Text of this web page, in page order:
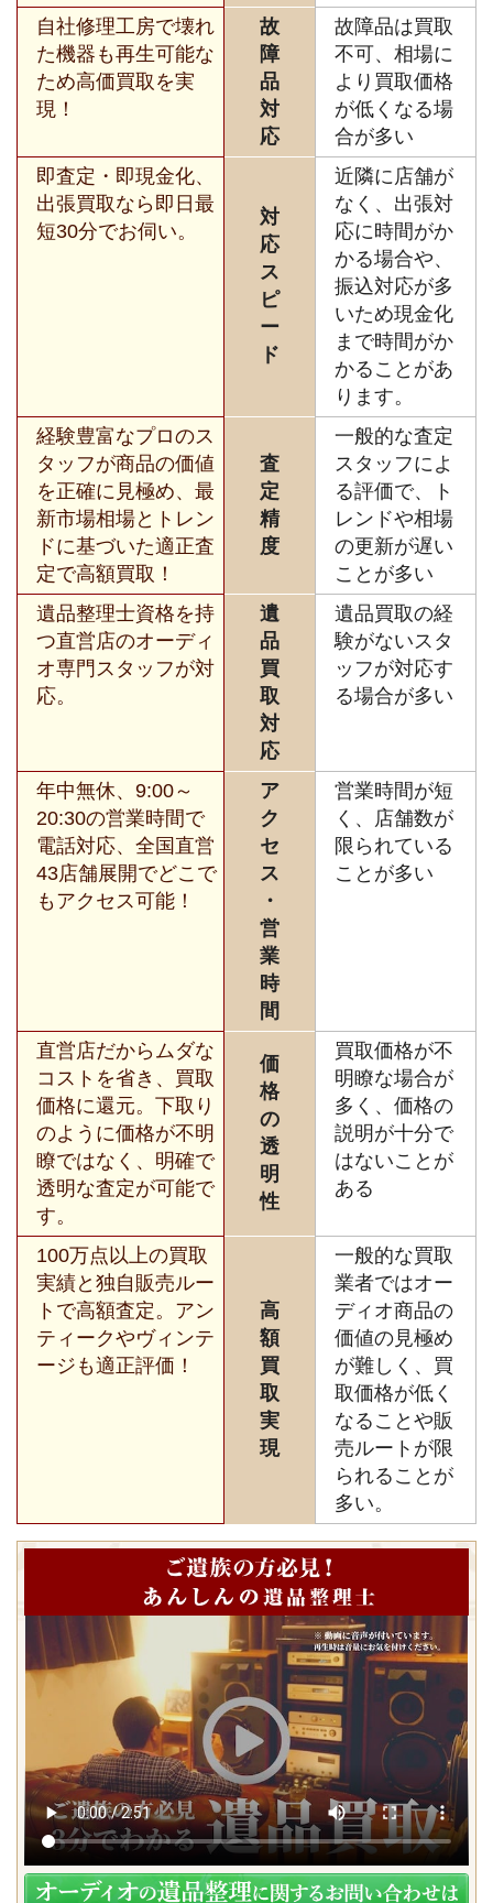
自社修理工房で壊れ
た機器も再生可能な
ため高価買取を実
現！
故
障
品
対
応
故障品は買取
不可、相場に
より買取価格
が低くなる場
合が多い
即査定・即現金化、
出張買取なら即日最
短30分でお伺い。
対
応
ス
ピ
ー
ド
近隣に店舗が
なく、出張対
応に時間がか
かる場合や、
振込対応が多
いため現金化
まで時間がか
かることがあ
ります。
経験豊富なプロのス
タッフが商品の価値
を正確に見極め、最
新市場相場とトレン
ドに基づいた適正査
定で高額買取！
査
定
精
度
一般的な査定
スタッフによ
る評価で、ト
レンドや相場
の更新が遅い
ことが多い
遺品整理士資格を持
つ直営店のオーディ
オ専門スタッフが対
応。
遺
品
買
取
対
応
遺品買取の経
験がないスタ
ッフが対応す
る場合が多い
年中無休、9:00～
20:30の営業時間で
電話対応、全国直営
43店舗展開でどこで
もアクセス可能！
ア
ク
セ
ス
・
営
業
時
間
営業時間が短
く、店舗数が
限られている
ことが多い
直営店だからムダな
コストを省き、買取
価格に還元。下取り
のように価格が不明
瞭ではなく、明確で
透明な査定が可能で
す。
価
格
の
透
明
性
買取価格が不
明瞭な場合が
多く、価格の
説明が十分で
はないことが
ある
100万点以上の買取
実績と独自販売ルー
トで高額査定。アン
ティークやヴィンテ
ージも適正評価！
高
額
買
取
実
現
一般的な買取
業者ではオー
ディオ商品の
価値の見極め
が難しく、買
取価格が低く
なることや販
売ルートが限
られることが
多い。